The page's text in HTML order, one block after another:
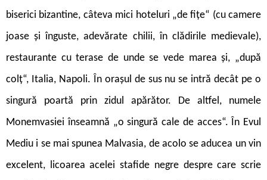
biserici bizantine, câteva mici hoteluri „de fițe“ (cu camere
joase și înguste, adevărate chilii, în clădirile medievale),
restaurante cu terase de unde se vede marea și, „după
colț“, Italia, Napoli. În orașul de sus nu se intră decât pe o
singură poartă prin zidul apărător. De altfel, numele
Monemvasiei înseamnă „o singură cale de acces“. În Evul
Mediu i se mai spunea Malvasia, de acolo se aducea un vin
excelent, licoarea acelei stafide negre despre care scrie